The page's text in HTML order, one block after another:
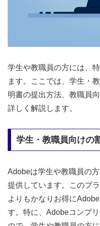
学生や教職員の方には、
ます。ここでは、学生・
明書の提出方法、教職員
詳しく解説します。
学生・教職員向けの
Adobeは学生や教職員の
提供しています。このプ
よりもかなりお得に
す。特に、Adobeコンプ